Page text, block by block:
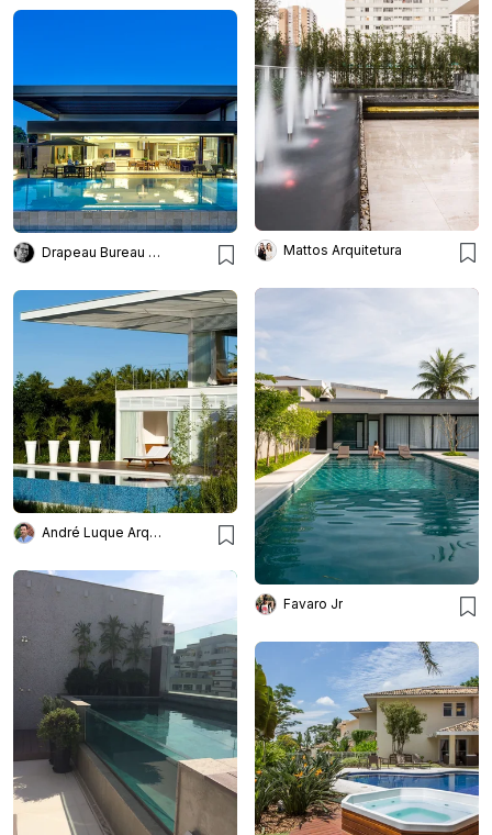
Mattos Arquitetura
Drapeau Bureau de Imagens
Favaro Jr
André Luque Arquitetura